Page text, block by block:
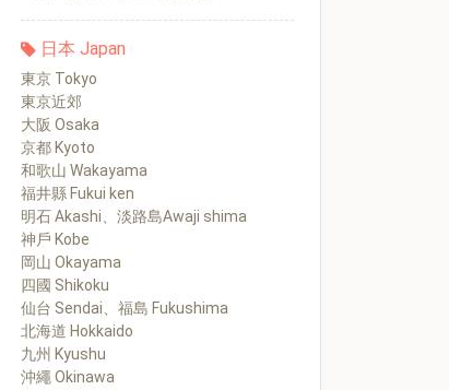
日本 Japan
東京 Tokyo
東京近郊
大阪 Osaka
京都 Kyoto
和歌山 Wakayama
福井縣 Fukui ken
明石 Akashi、淡路島Awaji shima
神戶 Kobe
岡山 Okayama
四國 Shikoku
仙台 Sendai、福島 Fukushima
北海道 Hokkaido
九州 Kyushu
沖繩 Okinawa